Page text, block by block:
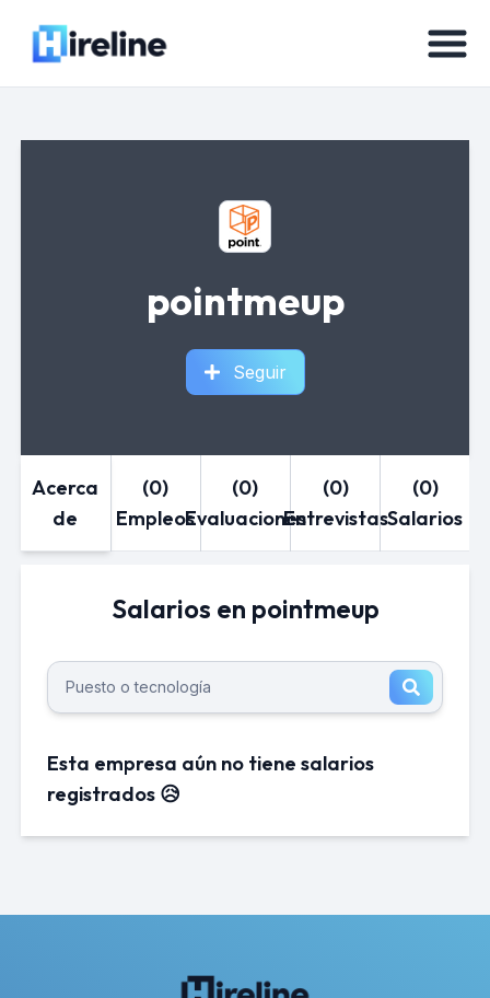
pointmeup
Seguir
Acerca
de
(0)
Empleos
(0)
Evaluaciones
(0)
Entrevistas
(0)
Salarios
Salarios en pointmeup
Esta empresa aún no tiene salarios
registrados 😥